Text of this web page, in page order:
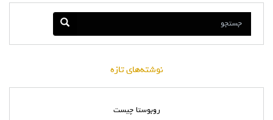
نوشته‌های تازه
روبوستا چیست